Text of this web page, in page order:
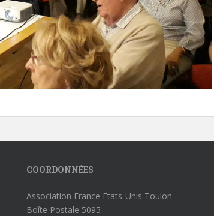
COORDONNÉES
Association France Etats-Unis Toulon
Boîte Postale 5095